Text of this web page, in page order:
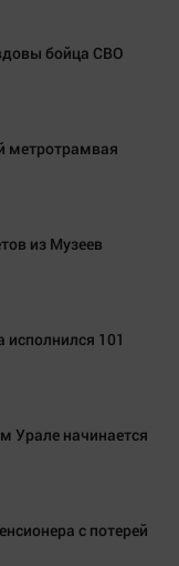
бойца СВО
метротрамвая
из Музеев
исполнился 101
Урале начинается
с потерей